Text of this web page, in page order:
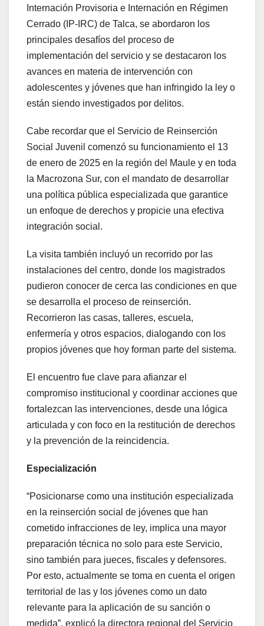
Internación Provisoria e Internación en Régimen
Cerrado (IP-IRC) de Talca, se abordaron los
principales desafíos del proceso de
implementación del servicio y se destacaron los
avances en materia de intervención con
adolescentes y jóvenes que han infringido la ley o
están siendo investigados por delitos.
Cabe recordar que el Servicio de Reinserción
Social Juvenil comenzó su funcionamiento el 13
de enero de 2025 en la región del Maule y en toda
la Macrozona Sur, con el mandato de desarrollar
una política pública especializada que garantice
un enfoque de derechos y propicie una efectiva
integración social.
La visita también incluyó un recorrido por las
instalaciones del centro, donde los magistrados
pudieron conocer de cerca las condiciones en que
se desarrolla el proceso de reinserción.
Recorrieron las casas, talleres, escuela,
enfermería y otros espacios, dialogando con los
propios jóvenes que hoy forman parte del sistema.
El encuentro fue clave para afianzar el
compromiso institucional y coordinar acciones que
fortalezcan las intervenciones, desde una lógica
articulada y con foco en la restitución de derechos
y la prevención de la reincidencia.
Especialización
“Posicionarse como una institución especializada
en la reinserción social de jóvenes que han
cometido infracciones de ley, implica una mayor
preparación técnica no solo para este Servicio,
sino también para jueces, fiscales y defensores.
Por esto, actualmente se toma en cuenta el origen
territorial de las y los jóvenes como un dato
relevante para la aplicación de su sanción o
medida”, explicó la directora regional del Servicio